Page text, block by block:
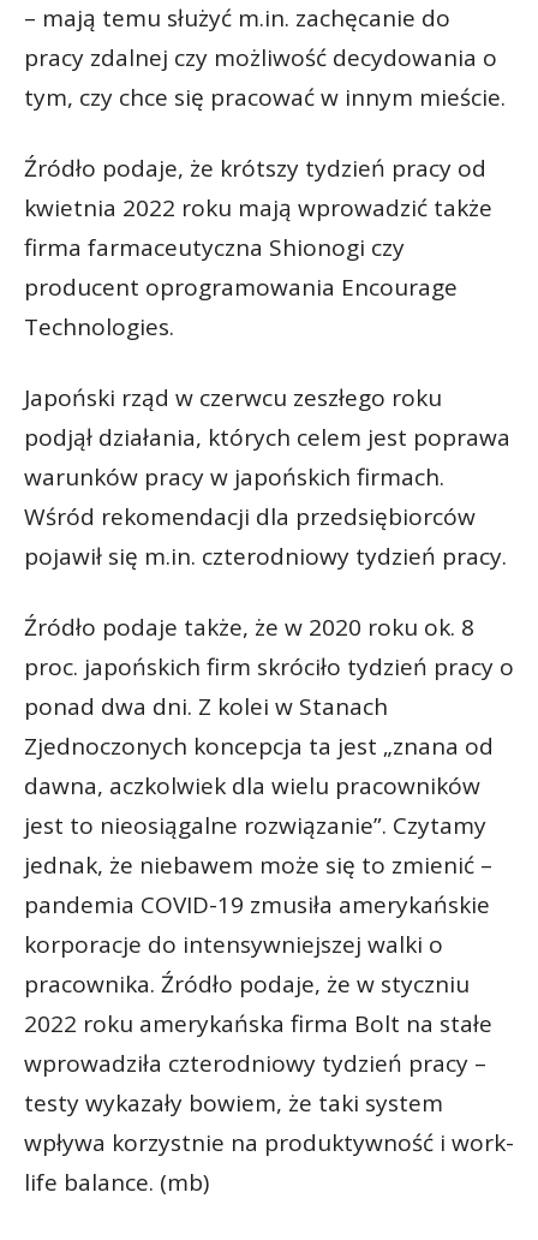
– mają temu służyć m.in. zachęcanie do
pracy zdalnej czy możliwość decydowania o
tym, czy chce się pracować w innym mieście.
Źródło podaje, że krótszy tydzień pracy od
kwietnia 2022 roku mają wprowadzić także
firma farmaceutyczna Shionogi czy
producent oprogramowania Encourage
Technologies.
Japoński rząd w czerwcu zeszłego roku
podjął działania, których celem jest poprawa
warunków pracy w japońskich firmach.
Wśród rekomendacji dla przedsiębiorców
pojawił się m.in. czterodniowy tydzień pracy.
Źródło podaje także, że w 2020 roku ok. 8
proc. japońskich firm skróciło tydzień pracy o
ponad dwa dni. Z kolei w Stanach
Zjednoczonych koncepcja ta jest „znana od
dawna, aczkolwiek dla wielu pracowników
jest to nieosiągalne rozwiązanie”. Czytamy
jednak, że niebawem może się to zmienić –
pandemia COVID-19 zmusiła amerykańskie
korporacje do intensywniejszej walki o
pracownika. Źródło podaje, że w styczniu
2022 roku amerykańska firma Bolt na stałe
wprowadziła czterodniowy tydzień pracy –
testy wykazały bowiem, że taki system
wpływa korzystnie na produktywność i work-
life balance. (mb)